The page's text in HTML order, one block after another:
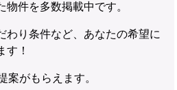
件を多数掲載中です。
わり条件など、あなたの希望に
す！
がもらえます。